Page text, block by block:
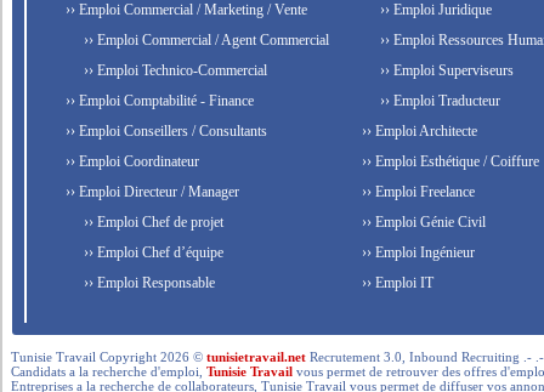
›› Emploi Commercial / Marketing / Vente
›› Emploi Commercial / Agent Commercial
›› Emploi Technico-Commercial
›› Emploi Comptabilité - Finance
›› Emploi Conseillers / Consultants
›› Emploi Coordinateur
›› Emploi Directeur / Manager
›› Emploi Chef de projet
›› Emploi Chef d’équipe
›› Emploi Responsable
›› Emploi Juridique
›› Emploi Ressources
›› Emploi Superviseurs
›› Emploi Traducteur
›› Emploi Architecte
›› Emploi Esthétique / Coiffure
›› Emploi Freelance
›› Emploi Génie Civil
›› Emploi Ingénieur
›› Emploi IT
Tunisie Travail Copyright 2026 ©tunisietravail.net Recrutement 3.0, Inbound Recruiting .-
Candidats a la recherche d'emploi,Tunisie Travail vous permet de retrouver des offres
Entreprises a la recherche de collaborateurs, Tunisie Travail vous permet de diffuser vos